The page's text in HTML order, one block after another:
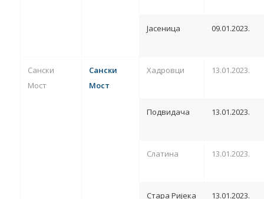
Јасеница 09.01.2023.
Сански
Мост
Сански
Мост
Хадровци 13.01.2023.
Подвидача 13.01.2023.
Слатина 13.01.2023.
Стара Ријека 13.01.2023.